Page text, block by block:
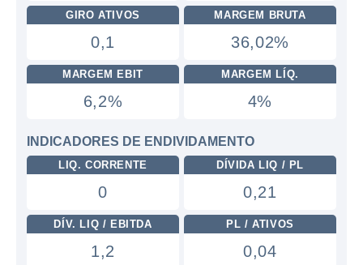
GIRO ATIVOS
0,1
MARGEM BRUTA
36,02%
MARGEM EBIT
6,2%
MARGEM LÍQ.
4%
INDICADORES DE ENDIVIDAMENTO
LIQ. CORRENTE
0
DÍVIDA LIQ / PL
0,21
DÍV. LIQ / EBITDA
1,2
PL / ATIVOS
0,04